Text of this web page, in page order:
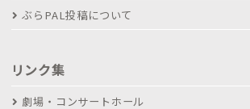
ぶらPAL投稿について
リンク集
劇場・コンサートホール